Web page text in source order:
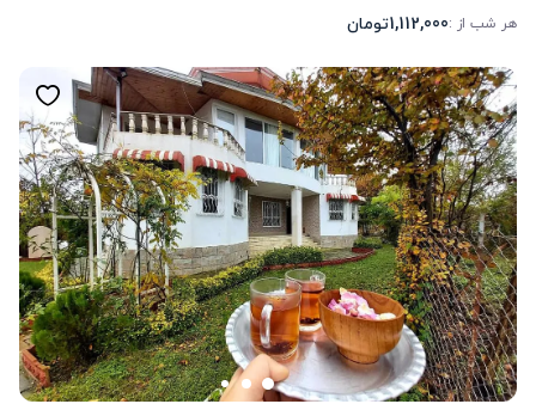
هر شب از :1,112,000تومان